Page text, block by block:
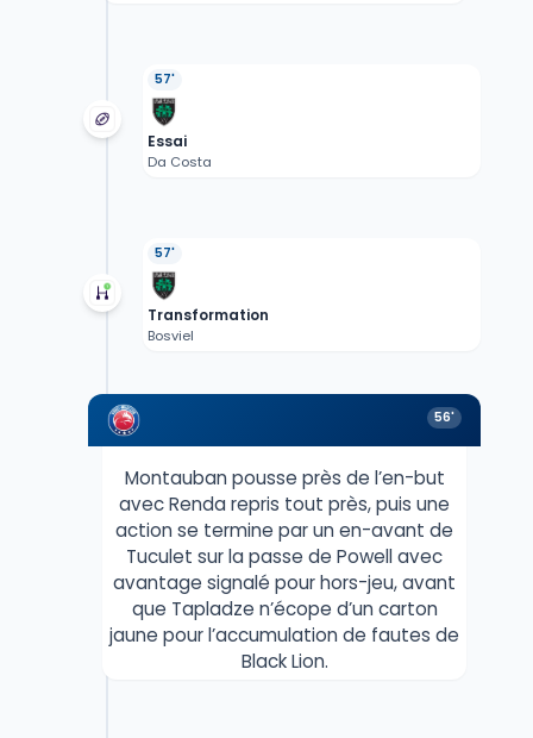
57'
Essai
Da Costa
57'
Transformation
Bosviel
56'
Montauban pousse près de l’en-but
avec Renda repris tout près, puis une
action se termine par un en-avant de
Tuculet sur la passe de Powell avec
avantage signalé pour hors-jeu, avant
que Tapladze n’écope d’un carton
jaune pour l’accumulation de fautes de
Black Lion.